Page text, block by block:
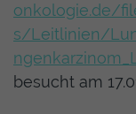
onkologie.de/
s/Leitlinien/
besucht am